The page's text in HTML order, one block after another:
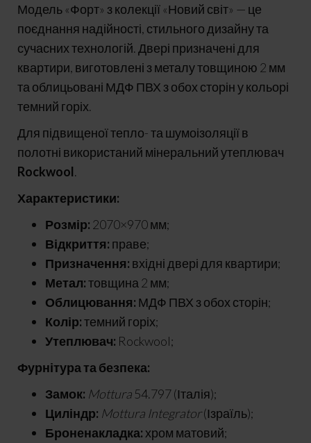
Модель «Форт» з колекції «Новий світ» — це
поєднання надійності, стильного дизайну та
сучасних технологій. Двері призначені для
квартири, виготовлені з металу товщиною 2 мм
та облицьовані МДФ ПВХ з обох сторін у кольорі
темний горіх.
Для підвищеної тепло- та шумоізоляції в
полотні використаний мінеральний утеплювач
Rockwool.
Характеристики:
Розмір: 2070×970 мм;
Відкриття: праве;
Призначення: вхідні двері для квартири;
Метал:товщина 2 мм;
Облицювання: МДФ ПВХ з обох сторін;
Колір:темний горіх;
Утеплювач: Rockwool;
Фурнітура та безпека:
Замок: Mottura 54.797 (Італія);
Циліндр: Mottura Integrator(Ізраїль);
Броненакладка: хром матовий;